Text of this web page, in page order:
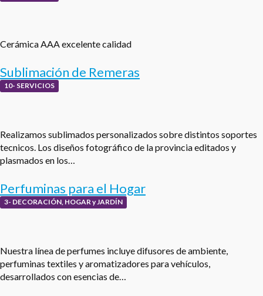
Cerámica AAA excelente calidad
Sublimación de Remeras
10- SERVICIOS
Realizamos sublimados personalizados sobre distintos soportes
tecnicos. Los diseños fotográfico de la provincia editados y
plasmados en los…
Perfuminas para el Hogar
3- DECORACIÓN, HOGAR y JARDÍN
Nuestra línea de perfumes incluye difusores de ambiente,
perfuminas textiles y aromatizadores para vehículos,
desarrollados con esencias de…